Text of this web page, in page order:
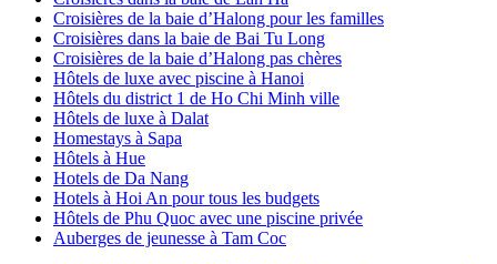
Croisières de la baie d’Halong pour les familles
Croisières dans la baie de Bai Tu Long
Croisières de la baie d’Halong pas chères
Hôtels de luxe avec piscine à Hanoi
Hôtels du district 1 de Ho Chi Minh ville
Hôtels de luxe à Dalat
Homestays à Sapa
Hôtels à Hue
Hotels de Da Nang
Hotels à Hoi An pour tous les budgets
Hôtels de Phu Quoc avec une piscine privée
Auberges de jeunesse à Tam Coc